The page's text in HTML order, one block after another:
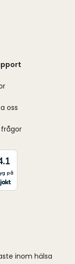
oss
inom hälsa